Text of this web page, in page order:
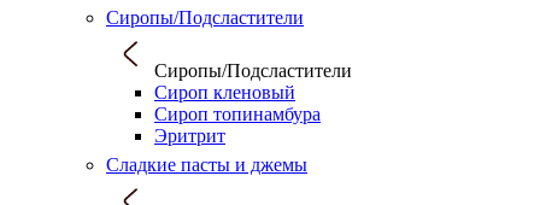
Сиропы/Подсластители
Сиропы/Подсластители
Сироп кленовый
Сироп топинамбура
Эритрит
Сладкие пасты и джемы